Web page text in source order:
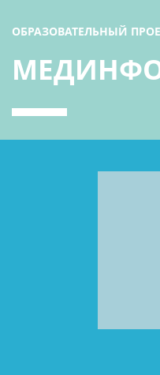
ОБРАЗОВАТЕЛЬНЫЙ